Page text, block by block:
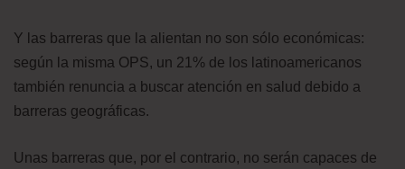
Y las barreras que la alientan no son sólo económicas:
según la misma OPS, un 21% de los latinoamericanos
también renuncia a buscar atención en salud debido a
barreras geográficas.
Unas barreras que, por el contrario, no serán capaces de